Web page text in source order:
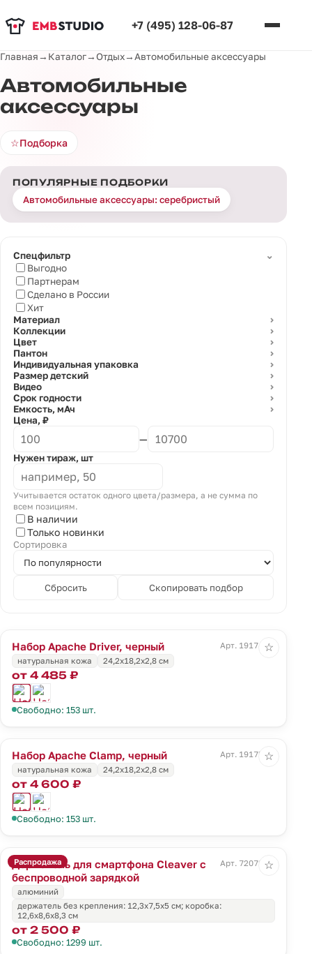
+7 (495) 128-06-87
Главная→ Каталог→Отдых→Автомобильные аксессуары
Автомобильные
аксессуары
☆Подборка
ПОПУЛЯРНЫЕ ПОДБОРКИ
Автомобильные аксессуары: серебристый
Спецфильтр
⌄
Выгодно
Партнерам
Сделано в России
Хит
Материал
⌄
Коллекции ⌄
Цвет ⌄
Пантон ⌄
Индивидуальная упаковка ⌄
Размер детский ⌄
Видео ⌄
Срок годности ⌄
Емкость, мАч ⌄
Цена, ₽
—
Нужен тираж, шт
Учитывается остаток одного цвета/размера, а не сумма по
всем позициям.
В наличии
Только новинки
Сортировка
Сбросить Скопировать подбор
Набор Apache Driver, черный
Арт. 19174.30
натуральная кожа
24,2х18,2х2,8 см
от 4 485 ₽
Свободно: 153 шт.
☆
Набор Apache Clamp, черный
Арт. 19175.30
натуральная кожа
24,2х18,2х2,8 см
от 4 600 ₽
Свободно: 153 шт.
☆
Распродажа
Держатель для смартфона Cleaver с
беспроводной зарядкой
Арт. 72072.10
алюминий
держатель без крепления: 12,3х7,5х5 см; коробка:
12,6х8,6х8,3 см
от 2 500 ₽
Свободно: 1299 шт.
☆